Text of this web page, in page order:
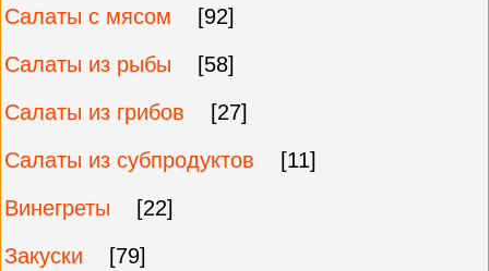
Салаты с мясом
[92]
Салаты из рыбы
[58]
Салаты из грибов
[27]
Салаты из субпродуктов
[11]
Винегреты
[22]
Закуски
[79]